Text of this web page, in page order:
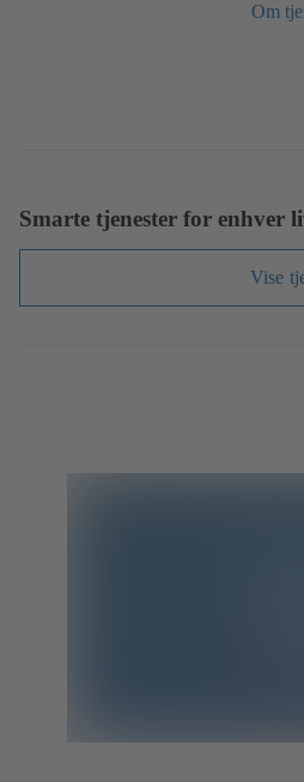
Om
Smarte tjenester for enhver
Vise